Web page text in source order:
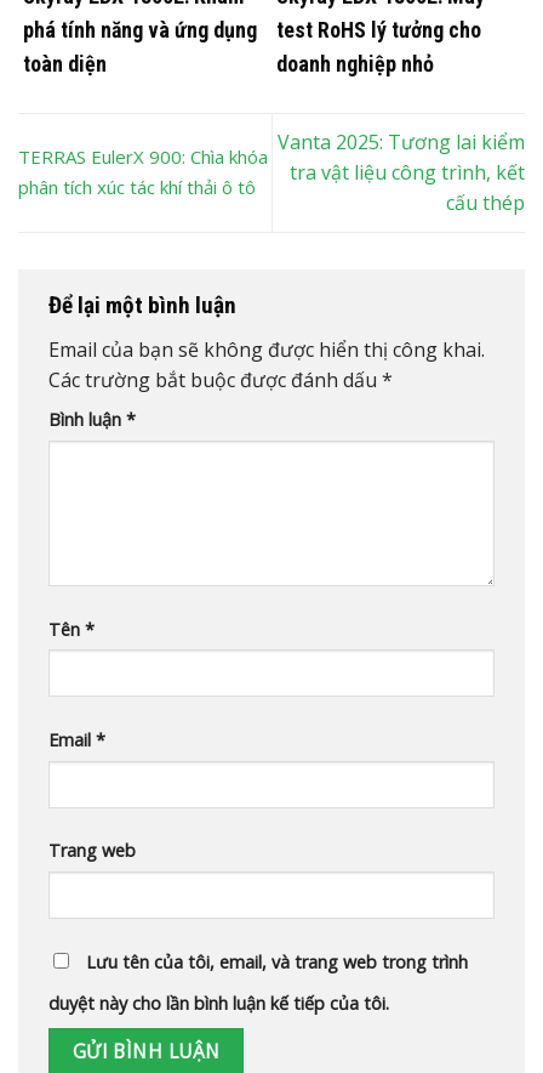
phá tính năng và ứng dụng
toàn diện
test RoHS lý tưởng cho
doanh nghiệp nhỏ
TERRAS EulerX 900: Chìa khóa
phân tích xúc tác khí thải ô tô
Vanta 2025: Tương lai kiểm
tra vật liệu công trình, kết
cấu thép
Để lại một bình luận
Email của bạn sẽ không được hiển thị công khai.
Các trường bắt buộc được đánh dấu *
Bình luận *
Tên *
Email *
Trang web
Lưu tên của tôi, email, và trang web trong trình
duyệt này cho lần bình luận kế tiếp của tôi.